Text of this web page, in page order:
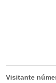
Visitante